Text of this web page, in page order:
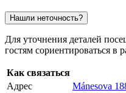
Нашли неточность?
Для уточнения деталей
гостям сориентироваться в
Как связаться
Адрес
Mánesova